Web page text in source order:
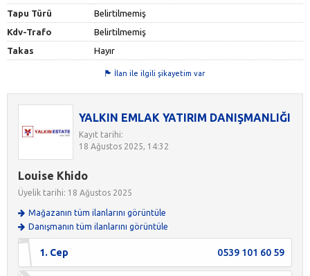
Tapu Türü
Belirtilmemiş
Kdv-Trafo
Belirtilmemiş
Takas
Hayır
İlan ile ilgili şikayetim var
YALKIN EMLAK YATIRIM DANIŞMANLIĞI
Kayıt tarihi:
18 Ağustos 2025, 14:32
Louise Khido
Üyelik tarihi: 18 Ağustos 2025
Mağazanın tüm ilanlarını görüntüle
Danışmanın tüm ilanlarını görüntüle
1. Cep 0539 101 60 59